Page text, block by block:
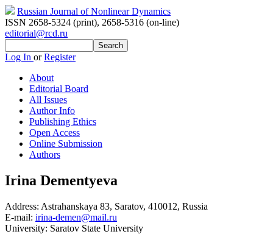
Russian Journal of Nonlinear Dynamics
ISSN 2658-5324 (print), 2658-5316 (on-line)
editorial@rcd.ru
Log In orRegister
About
Editorial Board
All Issues
Author Info
Publishing Ethics
Open Access
Online Submission
Authors
Irina Dementyeva
Address: Astrahanskaya 83, Saratov, 410012, Russia
E-mail: irina-demen@mail.ru
University: Saratov State University